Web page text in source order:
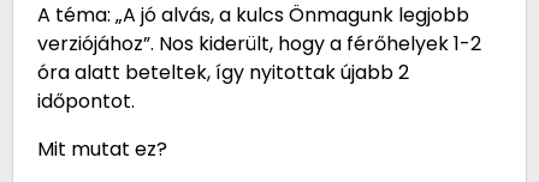
A téma: „A jó alvás, a kulcs Önmagunk legjobb
verziójához”. Nos kiderült, hogy a férőhelyek 1-2
óra alatt beteltek, így nyitottak újabb 2
időpontot.
Mit mutat ez?